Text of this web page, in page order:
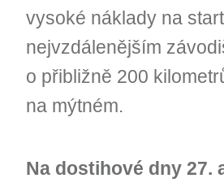
vysoké náklady na
nejvzdálenějším
o přibližně 200
na mýtném.
Na dostihové dny 27.